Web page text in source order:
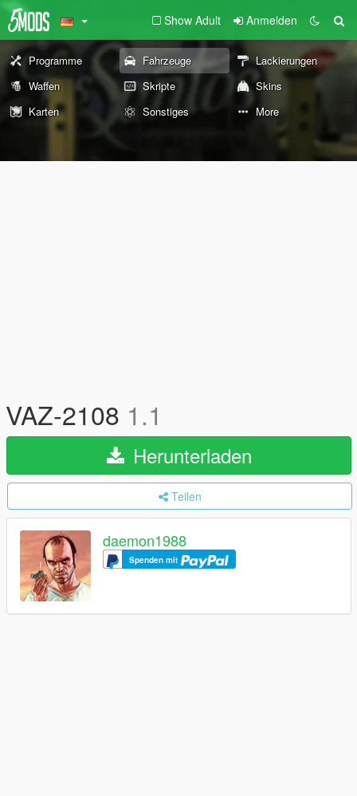
Show Adult Anmelden
Programme Fahrzeuge
Lackierungen
Waffen
Skripte
Skins
Karten
Sonstiges More
VAZ-2108 1.1
Herunterladen
Teilen
daemon1988
Spenden mit